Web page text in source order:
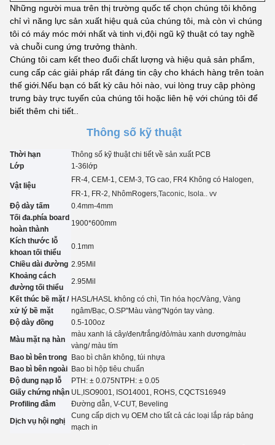
Những người mua trên thị trường quốc tế chọn chúng tôi không
chỉ vì năng lực sản xuất hiệu quả của chúng tôi, mà còn vì chúng
tôi có máy móc mới nhất và tinh vi,đội ngũ kỹ thuật có tay nghề
và chuỗi cung ứng trưởng thành.
Chúng tôi cam kết theo đuổi chất lượng và hiệu quả sản phẩm,
cung cấp các giải pháp rất đáng tin cậy cho khách hàng trên toàn
thế giới.Nếu bạn có bất kỳ câu hỏi nào, vui lòng truy cập phòng
trưng bày trực tuyến của chúng tôi hoặc liên hệ với chúng tôi để
biết thêm chi tiết..
Thông số kỹ thuật
Thời hạn
Thông số kỹ thuật chi tiết về sản xuất PCB
Lớp
1-36lớp
Vật liệu
FR-4, CEM-1, CEM-3, TG cao, FR4 Không có Halogen,
FR-1, FR-2, NhômRogers, Taconic , Isola.. vv
Độ dày tấm
0.4mm-4mm
Tối đa.phía board
hoàn thành
1900*600mm
Kích thước lỗ
khoan tối thiểu
0. 1 mm
Chiều dài đường 2.95Mil
Khoảng cách
đường tối thiểu
2.95Mil
Kết thúc bề mặt /
xử lý bề mặt
HASL/HASL không có chì, Tin hóa học/Vàng, Vàng
ngâm/Bạc, O. SP"Màu vàng"Ngón tay vàng.
Độ dày đồng
0.5-100oz
Màu mặt nạ hàn
màu xanh lá cây/đen/trắng/đỏ/màu xanh dương/màu
vàng/ màu tím
Bao bì bên trong Bao bì chân không, túi nhựa
Bao bì bên ngoài Bao bì hộp tiêu chuẩn
Độ dung nạp lỗ
PTH: ± 0.075NTPH: ± 0.05
Giấy chứng nhận UL, ISO9001, ISO14001, ROHS, CQCTS16949
Profiling đâm
Đường dẫn, V-CUT, Beveling
Dịch vụ hội nghị
Cung cấp dịch vụ OEM cho tất cả các loại lắp ráp bảng
mạch in